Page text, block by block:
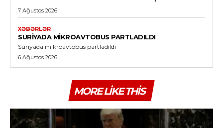
7 Ağustos 2026
XƏBƏRLƏR
SURIYADA MIKROAVTOBUS PARTLADILDI
Suriyada mikroavtobus partladıldı
6 Ağustos 2026
MORE LIKE THIS